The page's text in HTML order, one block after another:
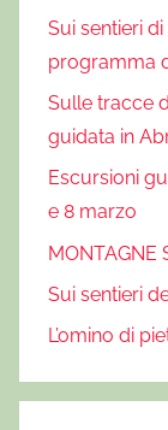
Sui sentieri
programma
Sulle tracce
guidata in
Escursioni
e 8 marzo
MONTAGNE
Sui sentieri
L’omino di